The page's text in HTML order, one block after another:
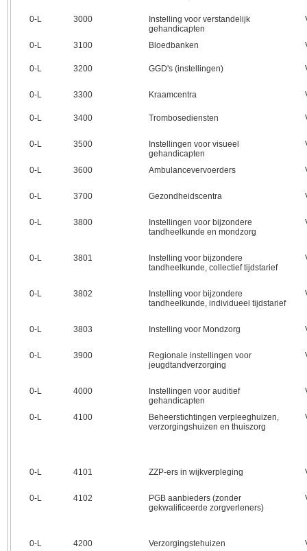
0‑L 3000
Instelling voor verstandelijk
gehandicapten
0‑L 3100 Bloedbanken
0‑L 3200 GGD's (instellingen)
0‑L 3300 Kraamcentra
0‑L 3400 Trombosediensten
0‑L 3500
Instellingen voor visueel
gehandicapten
0‑L 3600 Ambulancevervoerders
0‑L 3700 Gezondheidscentra
0‑L 3800
Instellingen voor bijzondere
tandheelkunde en mondzorg
0‑L 3801
Instelling voor bijzondere
tandheelkunde, collectief tijdstarief
0‑L 3802
Instelling voor bijzondere
tandheelkunde, individueel tijdstarief
0‑L 3803 Instelling voor Mondzorg
0‑L 3900
Regionale instellingen voor
jeugdtandverzorging
0‑L 4000
Instellingen voor auditief
gehandicapten
0‑L 4100
Beheerstichtingen verpleeghuizen,
verzorgingshuizen en thuiszorg
0‑L 4101 ZZP-ers in wijkverpleging
0‑L 4102
PGB aanbieders (zonder
gekwalificeerde zorgverleners)
0‑L 4200 Verzorgingstehuizen